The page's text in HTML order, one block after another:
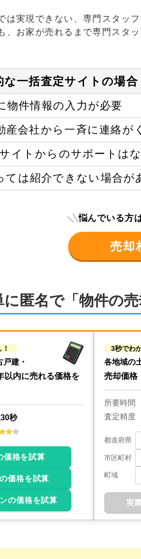
は実現できない、専門スタッ
、お家が売れるまで専門スタ
な一括査定サイトの場合
物件情報の 入力が必要
産会社から 一斉に連絡が
イトからのサポートは
ては紹介できない場合が
悩んでいる方
売却
に匿名で「物件の売
建・
以内に売れる価格を
秒
価格を試算
価格を試算
の価格を試算
3秒でわ
各地域の
売却価格
所要時間
査定精度
都道府県
市区町村
町域
実